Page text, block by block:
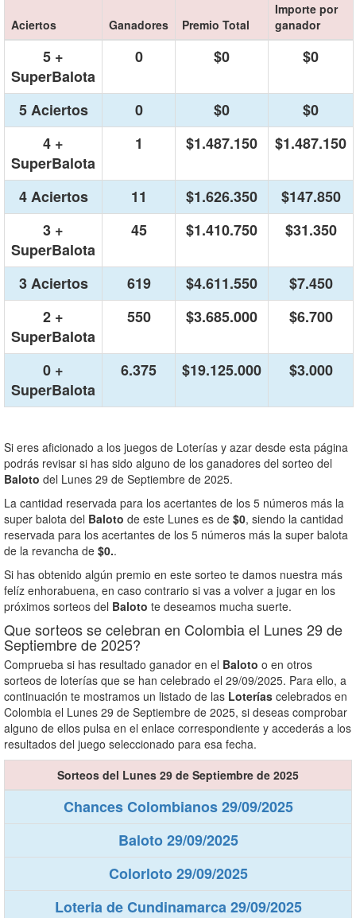
Aciertos Ganadores Premio Total
Importe por
ganador
5 +
SuperBalota
0 $0 $0
5 Aciertos 0 $0
$0
4 +
SuperBalota
1 $1.487.150 $1.487.150
4 Aciertos 11 $1.626.350
$147.850
3 +
SuperBalota
45 $1.410.750 $31.350
3 Aciertos 619 $4.611.550
$7.450
2 +
SuperBalota
550 $3.685.000 $6.700
0 +
SuperBalota
6.375 $19.125.000 $3.000
Si eres aficionado a los juegos de Loterías y azar desde esta página
podrás revisar si has sido alguno de los ganadores del sorteo del
Baloto del Lunes 29 de Septiembre de 2025.
La cantidad reservada para los acertantes de los 5 números más la
super balota del Baloto de este Lunes es de $0, siendo la cantidad
reservada para los acertantes de los 5 números más la super balota
de la revancha de $0..
Si has obtenido algún premio en este sorteo te damos nuestra más
felíz enhorabuena, en caso contrario si vas a volver a jugar en los
próximos sorteos del Baloto te deseamos mucha suerte.
Que sorteos se celebran en Colombia el Lunes 29 de
Septiembre de 2025?
Comprueba si has resultado ganador en el Baloto o en otros
sorteos de loterías que se han celebrado el 29/09/2025. Para ello, a
continuación te mostramos un listado de las Loterías celebrados en
Colombia el Lunes 29 de Septiembre de 2025, si deseas comprobar
alguno de ellos pulsa en el enlace correspondiente y accederás a los
resultados del juego seleccionado para esa fecha.
Sorteos del Lunes 29 de Septiembre de 2025
Chances Colombianos 29/09/2025
Baloto 29/09/2025
Colorloto 29/09/2025
Loteria de Cundinamarca 29/09/2025